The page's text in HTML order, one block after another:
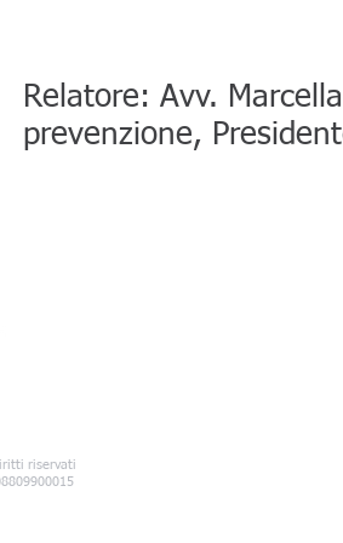
Relatore: Avv.
prevenzione,
riservati